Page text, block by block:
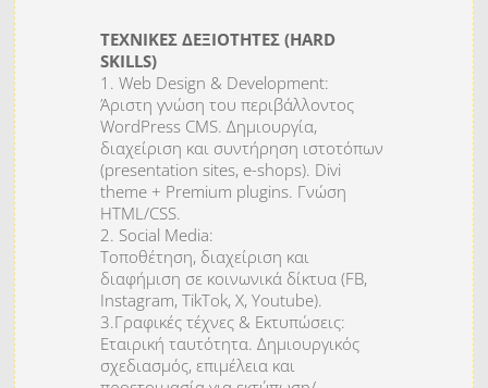
ΤΕΧΝΙΚΕΣ ΔΕΞΙΟΤΗΤΕΣ (HARD
SKILLS)
1. Web Design & Development:
Άριστη γνώση του περιβάλλοντος
WordPress CMS. Δημιουργία,
διαχείριση και συντήρηση ιστοτόπων
(presentation sites, e-shops). Divi
theme + Premium plugins. Γνώση
HTML/CSS.
2. Social Media:
Τοποθέτηση, διαχείριση και
διαφήμιση σε κοινωνικά δίκτυα (FB,
Instagram, TikTok, X, Youtube).
3.Γραφικές τέχνες & Εκτυπώσεις:
Εταιρική ταυτότητα. Δημιουργικός
σχεδιασμός, επιμέλεια και